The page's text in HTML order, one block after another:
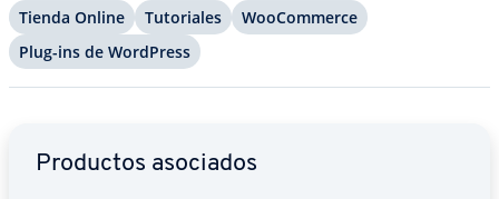
Tienda Online Tu­to­ria­les
Woo­Co­m­me­r­ce
Plug-ins de WordPress
Productos asociados